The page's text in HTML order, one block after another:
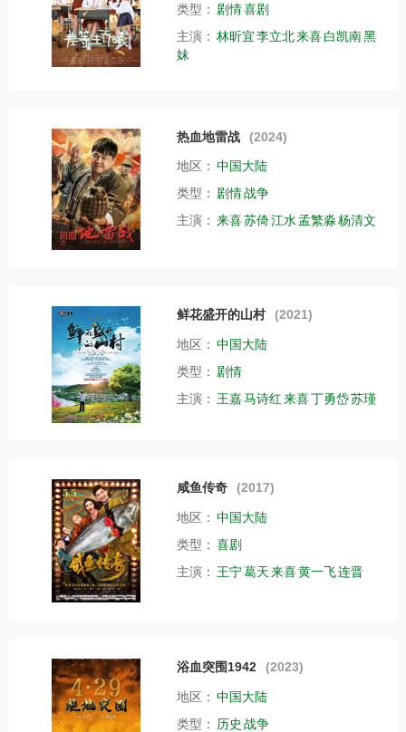
类型： 剧情喜剧
主演： 林昕宜李立北来喜白凯南黑
妹
热血地雷战 (2024)
地区： 中国大陆
类型： 剧情战争
主演： 来喜苏倚江水孟繁淼杨清文
鲜花盛开的山村 (2021)
地区： 中国大陆
类型： 剧情
主演： 王嘉马诗红来喜丁勇岱苏瑾
咸鱼传奇 (2017)
地区： 中国大陆
类型： 喜剧
主演： 王宁葛天来喜黄一飞连晋
浴血突围1942 (2023)
地区： 中国大陆
类型：
历史 战争